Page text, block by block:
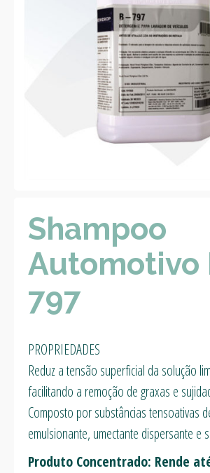
Shampoo
Automotivo
797
PROPRIEDADES
Reduz a tensão superficial da solução
facilitando a remoção de graxas e
Composto por substâncias tensoativas
emulsionante, umectante dispersante e
Produto Concentrado: Rende